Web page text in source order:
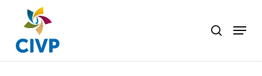
main
content
search
Menu
Close